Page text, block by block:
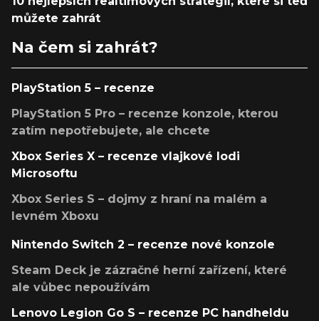
můžete zahrát
Na čem si zahrát?
PlayStation 5 – recenze
PlayStation 5 Pro – recenze konzole, kterou
zatím nepotřebujete, ale chcete
Xbox Series X – recenze vlajkové lodi
Microsoftu
Xbox Series S – dojmy z hraní na malém a
levném Xboxu
Nintendo Switch 2 – recenze nové konzole
Steam Deck je zázračné herní zařízení, které
ale vůbec nepoužívám
Lenovo Legion Go S – recenze PC handheldu